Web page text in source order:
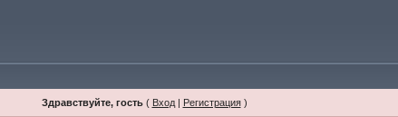
Здравствуйте, гость( Вход| Регистрация)